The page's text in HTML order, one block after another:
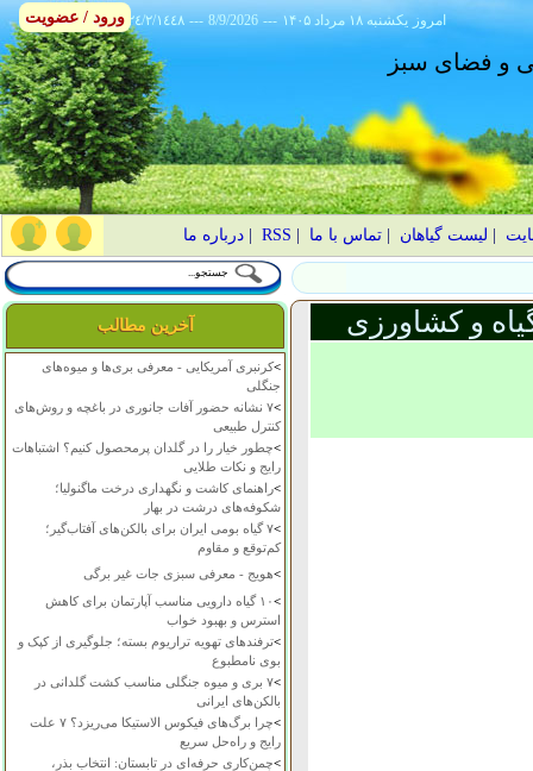
٢٤/٢/١٤٤٨ --- 8/9/2026 --- ۱۴۰۵ يکشنبه ۱۸ مرداد امروز
و فضای سبز
لیست گیاهان |تماس با ما RSS
|درباره ما
آخرین مطالب
>کرنبری آمریکایی - معرفی بری‌ها و میوه‌های
جنگلی
>
۷ نشانه حضور آفات جانوری در باغچه و روش‌های
کنترل طبیعی
>چطور خیار را در گلدان پرمحصول کنیم؟ اشتباهات
رایج و نکات طلایی
>راهنمای کاشت و نگهداری درخت ماگنولیا؛
شکوفه‌های درشت در بهار
>
۷ گیاه بومی ایران برای بالکن‌های آفتاب‌گیر؛
کم‌توقع و مقاوم
>هویج - معرفی سبزی جات غیر برگی
>
۱۰ گیاه دارویی مناسب آپارتمان برای کاهش
استرس و بهبود خواب
>ترفندهای تهویه تراریوم بسته؛ جلوگیری از کپک و
بوی نامطبوع
>
۷ بری و میوه جنگلی مناسب کشت گلدانی در
بالکن‌های ایرانی
>
چرا برگ‌های فیکوس الاستیکا می‌ریزد؟ ۷ علت
رایج و راه‌حل سریع
>چمن‌کاری حرفه‌ای در تابستان: انتخاب بذر،
و کشاورزی
ورود / عضویت